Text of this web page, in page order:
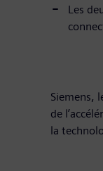
Les
Siemens,
de
la